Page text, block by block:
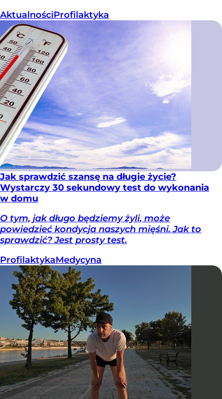
AktualnościProfilaktyka
Jak sprawdzić szansę na długie życie?
Wystarczy 30 sekundowy test do wykonania
w domu
O tym, jak długo będziemy żyli, może
powiedzieć kondycja naszych mięśni. Jak to
sprawdzić? Jest prosty test.
ProfilaktykaMedycyna